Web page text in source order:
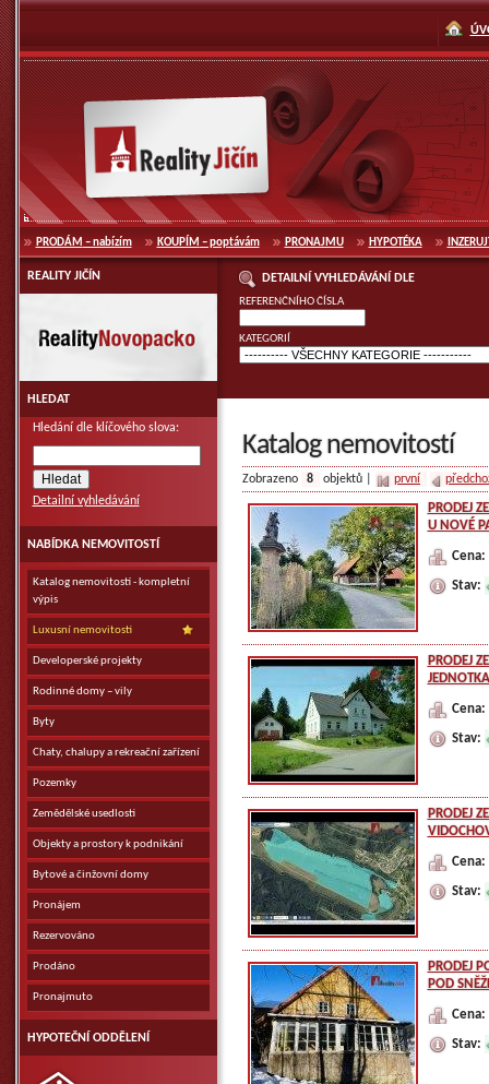
přeskočit
k navigaci
Katalog nemovitostí
Zobrazeno 8 objektů | první
PRODEJ
U NOVÉ
Cena:
Stav:
PRODEJ
Cena:
Stav:
PRODEJ
Cena:
Stav:
PRODEJ
POD
Cena:
Stav:
DETAILNÍ VYHLEDÁVÁNÍ DLE
REFERENČNÍHO ČÍSLA
KATEGORIÍ
REALITY JIČÍN
HLEDAT
Hledání dle klíčového slova:
Detailní vyhledávání
NABÍDKA NEMOVITOSTÍ
Katalog nemovitostí - kompletní
výpis
Luxusní nemovitosti
Developerské projekty
Rodinné domy – vily
Byty
Chaty, chalupy a rekreační zařízení
Pozemky
Zemědělské usedlosti
Objekty a prostory k podnikání
Bytové a činžovní domy
Pronájem
Rezervováno
Prodáno
Pronajmuto
HYPOTEČNÍ ODDĚLENÍ
Hypoteční
PRODÁM – nabízím KOUPÍM – poptávám PRONAJMU HYPOTÉKA